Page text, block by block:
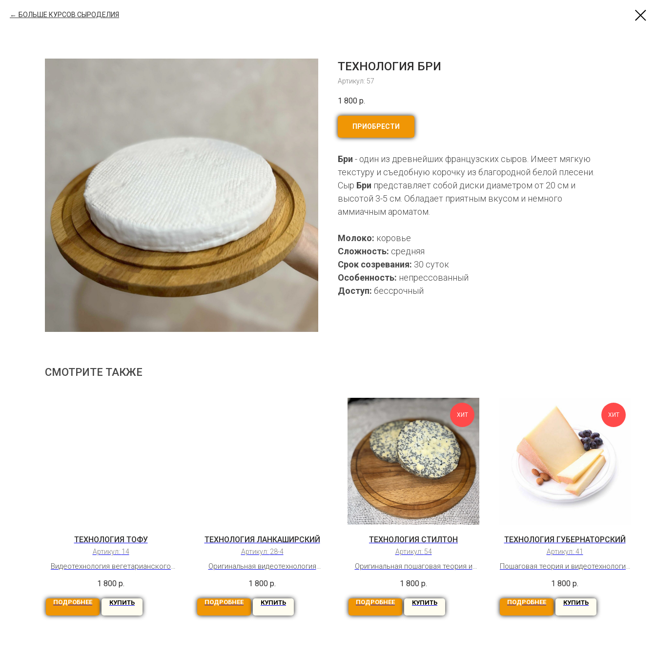
БОЛЬШЕ КУРСОВ СЫРОДЕЛИЯ
ТЕХНОЛОГИЯ БРИ
Артикул: 57
1 800 р.
ПРИОБРЕСТИ
Бри - один из древнейших французских сыров. Имеет мягкую
текстуру и съедобную корочку из благородной белой плесени.
Сыр Бри представляет собой диски диаметром от 20 см и
высотой 3-5 см. Обладает приятным вкусом и немного
аммиачным ароматом.
Молоко: коровье
Сложность: средняя
Срок созревания: 30 суток
Особенность: непрессованный
Доступ: бессрочный
СМОТРИТЕ ТАКЖЕ
ТЕХНОЛОГИЯ ТОФУ
Артикул: 14
Видеотехнология вегетарианского
Бессрочный доступ
1 800 р.
ПОДРОБНЕЕ КУПИТЬ
ТЕХНОЛОГИЯ ЛАНКАШИРСКИЙ
Артикул: 28-4
Оригинальная видеотехнология
молока. Бессрочный доступ
1 800 р.
ПОДРОБНЕЕ КУПИТЬ
ХИТ
ТЕХНОЛОГИЯ СТИЛТОН
Артикул: 54
Оригинальная пошаговая теория и
английского сыра с голубой
плесенью.
1 800 р.
ПОДРОБНЕЕ КУПИТЬ
ХИТ
ТЕХНОЛОГИЯ ГУБЕРНАТОРСКИЙ
Артикул: 41
Пошаговая теория и видеотехнология
ореховым послевкусием
1 800 р.
ПОДРОБНЕЕ КУПИТЬ